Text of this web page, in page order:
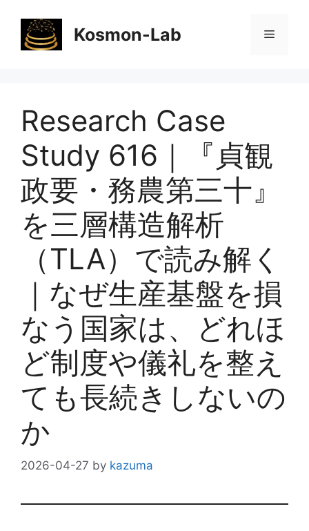
Kosmon-Lab メ
Research Case
Study 616｜『貞観
政要・務農第三十』
を三層構造解析
（TLA）で読み解く
｜なぜ生産基盤を損
なう国家は、どれほ
ど制度や儀礼を整え
ても長続きしないの
か
2026-04-27 by kazuma